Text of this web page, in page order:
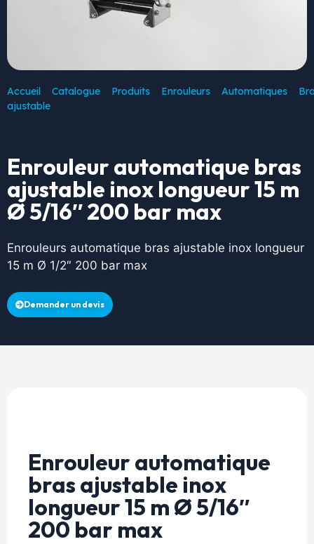
Accueil Catalogue Produits Enrouleurs Automatiques
ajustable
Enrouleur automatique bras
ajustable inox longueur 15 m
Ø 5/16″ 200 bar max
Enrouleurs automatique bras ajustable inox longueur
15 m Ø 1/2″ 200 bar max
Demander un devis
Enrouleur automatique
bras ajustable inox
longueur 15 m Ø 5/16″
200 bar max